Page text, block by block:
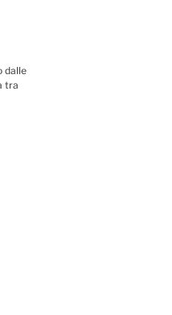
dalle
tra